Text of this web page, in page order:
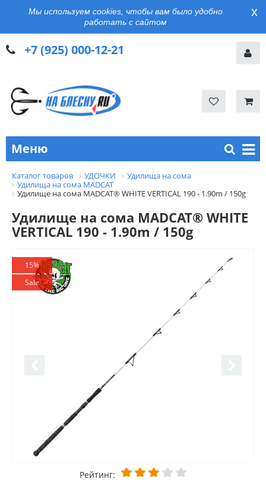
Мы используем cookies, чтобы вам было удобно
работать с сайтом
x
+7 (925) 000-12-21
Меню
Каталог товаров УДОЧКИ
Удилища на сома
Удилища на сома MADCAT
Удилище на сома MADCAT® WHITE VERTICAL 190 - 1.90m / 150g
Удилище на сома MADCAT® WHITE
VERTICAL 190 - 1.90m / 150g
15%
Sale
Рейтинг: